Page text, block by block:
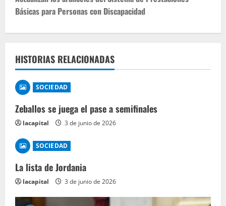
Básicas para Personas con Discapacidad
HISTORIAS RELACIONADAS
SOCIEDAD
Zeballos se juega el pase a semifinales
lacapital 3 de junio de 2026
SOCIEDAD
La lista de Jordania
lacapital 3 de junio de 2026